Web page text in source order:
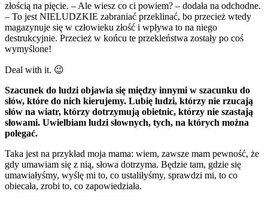
złością na pięcie. – Ale wiesz co ci powiem? – dodała na odchodne.
– To jest NIELUDZKIE zabraniać przeklinać, bo przecież wtedy
magazynuje się w człowieku złość i wpływa to na niego
destrukcyjnie. Przecież w końcu te przekleństwa zostały po coś
wymyślone!
Deal with it. 😉
Szacunek do ludzi objawia się między innymi w szacunku do
słów, które do nich kierujemy. Lubię ludzi, którzy nie rzucają
słów na wiatr, którzy dotrzymują obietnic, którzy nie szastają
słowami. Uwielbiam ludzi słownych, tych, na których można
polegać.
Taka jest na przykład moja mama: wiem, zawsze mam pewność, że
gdy umawiam się z nią, słowa dotrzyma. Będzie tam, gdzie się
umawiałyśmy, wyślę mi to, co ustaliłyśmy, sprawdzi mi, to co
obiecała, zrobi to, co zapowiedziała.